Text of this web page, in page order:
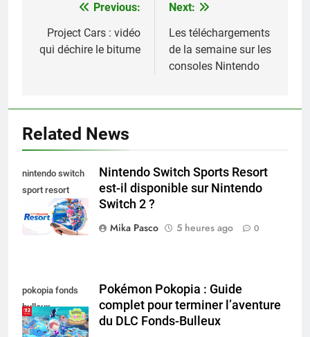
Navigation
de
l’article
Previous:
Project Cars : vidéo
qui déchire le bitume
Next:
Les téléchargements
de la semaine sur les
consoles Nintendo
Related News
nintendo switch
sport resort
nintendo switch
Nintendo Switch Sports Resort
est-il disponible sur Nintendo
Switch 2 ?
Mika Pasco
5 heures ago 0
pokopia fonds
bulleux
Pokémon Pokopia : Guide
complet pour terminer l’aventure
du DLC Fonds-Bulleux